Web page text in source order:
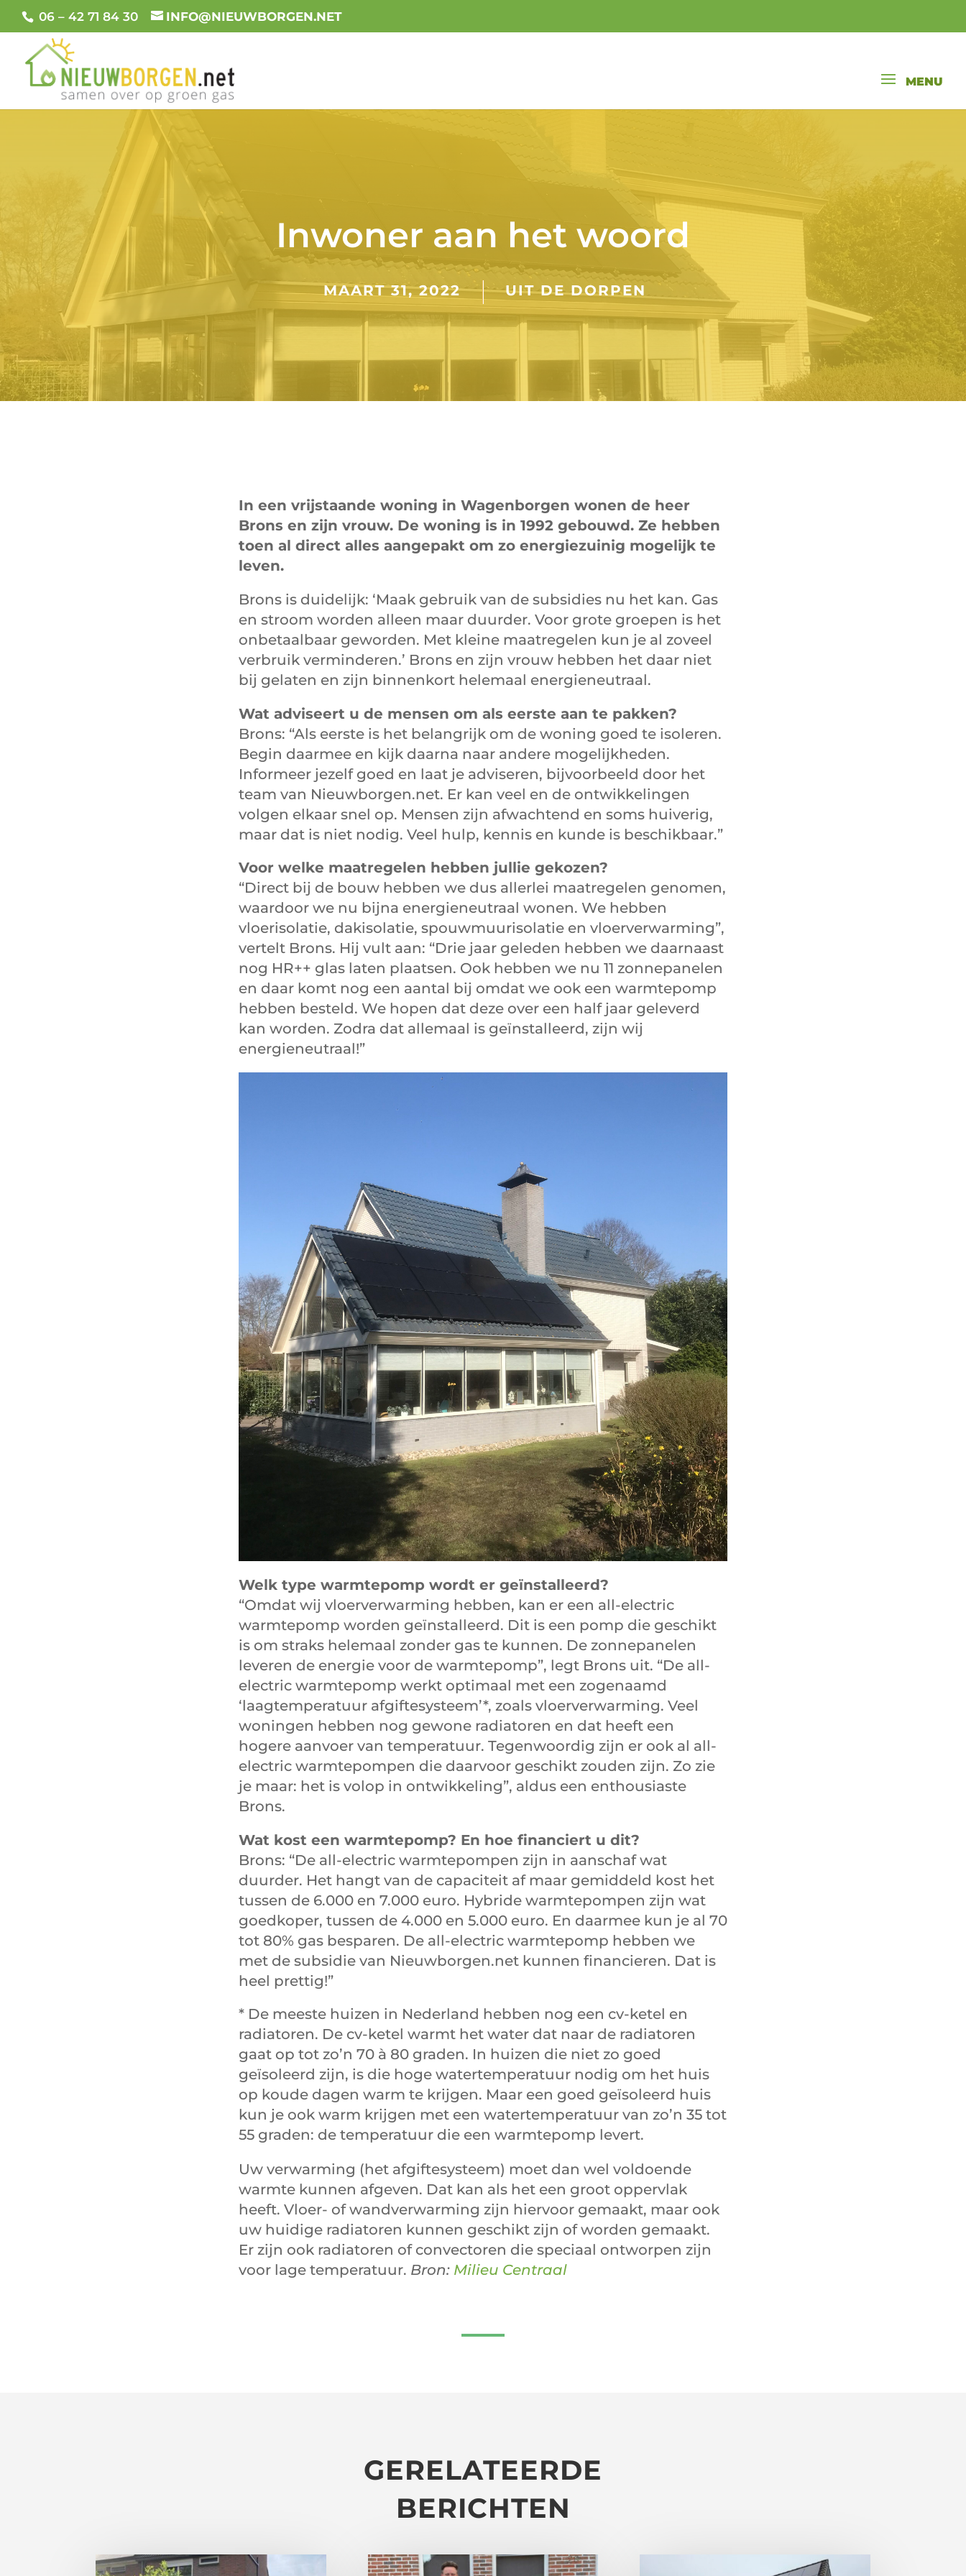
06 – 42 71 84 30 INFO@NIEUWBORGEN.NET
Inwoner aan het woord
MAART 31, 2022 UIT DE DORPEN
In een vrijstaande woning in Wagenborgen wonen de heer
Brons en zijn vrouw. De woning is in 1992 gebouwd. Ze hebben
toen al direct alles aangepakt om zo energiezuinig mogelijk te
leven.
Brons is duidelijk: ‘Maak gebruik van de subsidies nu het kan. Gas
en stroom worden alleen maar duurder. Voor grote groepen is het
onbetaalbaar geworden. Met kleine maatregelen kun je al zoveel
verbruik verminderen.’ Brons en zijn vrouw hebben het daar niet
bij gelaten en zijn binnenkort helemaal energieneutraal.
Wat adviseert u de mensen om als eerste aan te pakken?
Brons: “Als eerste is het belangrijk om de woning goed te isoleren.
Begin daarmee en kijk daarna naar andere mogelijkheden.
Informeer jezelf goed en laat je adviseren, bijvoorbeeld door het
team van Nieuwborgen.net. Er kan veel en de ontwikkelingen
volgen elkaar snel op. Mensen zijn afwachtend en soms huiverig,
maar dat is niet nodig. Veel hulp, kennis en kunde is beschikbaar.”
Voor welke maatregelen hebben jullie gekozen?
“Direct bij de bouw hebben we dus allerlei maatregelen genomen,
waardoor we nu bijna energieneutraal wonen. We hebben
vloerisolatie, dakisolatie, spouwmuurisolatie en vloerverwarming”,
vertelt Brons. Hij vult aan: “Drie jaar geleden hebben we daarnaast
nog HR++ glas laten plaatsen. Ook hebben we nu 11 zonnepanelen
en daar komt nog een aantal bij omdat we ook een warmtepomp
hebben besteld. We hopen dat deze over een half jaar geleverd
kan worden. Zodra dat allemaal is geïnstalleerd, zijn wij
energieneutraal!”
Welk type warmtepomp wordt er geïnstalleerd?
“Omdat wij vloerverwarming hebben, kan er een all-electric
warmtepomp worden geïnstalleerd. Dit is een pomp die geschikt
is om straks helemaal zonder gas te kunnen. De zonnepanelen
leveren de energie voor de warmtepomp”, legt Brons uit. “De all-
electric warmtepomp werkt optimaal met een zogenaamd
‘laagtemperatuur afgiftesysteem’*, zoals vloerverwarming. Veel
woningen hebben nog gewone radiatoren en dat heeft een
hogere aanvoer van temperatuur. Tegenwoordig zijn er ook al all-
electric warmtepompen die daarvoor geschikt zouden zijn. Zo zie
je maar: het is volop in ontwikkeling”, aldus een enthousiaste
Brons.
Wat kost een warmtepomp? En hoe financiert u dit?
Brons: “De all-electric warmtepompen zijn in aanschaf wat
duurder. Het hangt van de capaciteit af maar gemiddeld kost het
tussen de 6.000 en 7.000 euro. Hybride warmtepompen zijn wat
goedkoper, tussen de 4.000 en 5.000 euro. En daarmee kun je al 70
tot 80% gas besparen. De all-electric warmtepomp hebben we
met de subsidie van Nieuwborgen.net kunnen financieren. Dat is
heel prettig!”
* De meeste huizen in Nederland hebben nog een cv-ketel en
radiatoren. De cv-ketel warmt het water dat naar de radiatoren
gaat op tot zo’n 70 à 80 graden. In huizen die niet zo goed
geïsoleerd zijn, is die hoge watertemperatuur nodig om het huis
op koude dagen warm te krijgen. Maar een goed geïsoleerd huis
kun je ook warm krijgen met een watertemperatuur van zo’n 35 tot
55 graden: de temperatuur die een warmtepomp levert.
Uw verwarming (het afgiftesysteem) moet dan wel voldoende
warmte kunnen afgeven. Dat kan als het een groot oppervlak
heeft. Vloer- of wandverwarming zijn hiervoor gemaakt, maar ook
uw huidige radiatoren kunnen geschikt zijn of worden gemaakt.
Er zijn ook radiatoren of convectoren die speciaal ontworpen zijn
voor lage temperatuur. Bron: Milieu Centraal
GERELATEERDE
BERICHTEN